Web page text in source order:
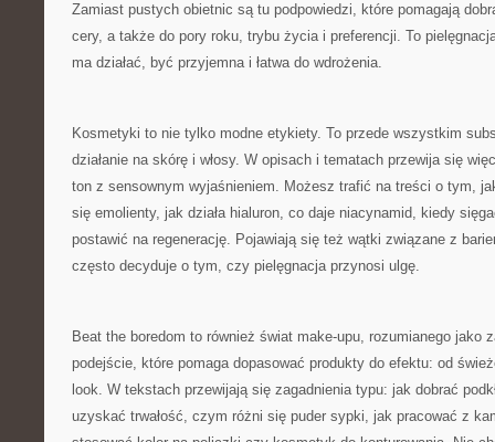
Zamiast pustych obietnic są tu podpowiedzi, które pomagają
cery, a także do pory roku, trybu życia i preferencji. To
ma działać, być przyjemna i łatwa do wdrożenia.
Kosmetyki to nie tylko modne etykiety. To przede wszystkim
działanie na skórę i włosy. W opisach i tematach przewija się
ton z sensownym wyjaśnieniem. Możesz trafić na treści o tym,
się emolienty, jak działa hialuron, co daje niacynamid, kiedy
postawić na regenerację. Pojawiają się też wątki związane z
często decyduje o tym, czy pielęgnacja przynosi ulgę.
Beat the boredom to również świat make-upu, rozumianego jako
podejście, które pomaga dopasować produkty do efektu: od
look. W tekstach przewijają się zagadnienia typu: jak dobrać
uzyskać trwałość, czym różni się puder sypki, jak pracować z